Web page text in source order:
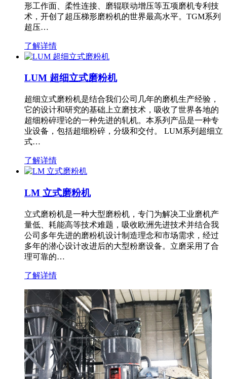
形工作面、柔性连接、磨辊联动增压等五项磨机专利技
术，开创了超压梯形磨粉机的世界最高水平。TGM系列
超压…
了解详情
LUM 超细立式磨粉机
超细立式磨粉机是结合我们公司几年的磨机生产经验，
它的设计和研究的基础上立磨技术，吸收了世界各地的
超细粉碎理论的一种先进的轧机。本系列产品是一种专
业设备，包括超细粉碎，分级和交付。 LUM系列超细立
式…
了解详情
LM 立式磨粉机
立式磨粉机是一种大型磨粉机，专门为解决工业磨机产
量低、耗能高等技术难题，吸收欧洲先进技术并结合我
公司多年先进的磨粉机设计制造理念和市场需求，经过
多年的潜心设计改进后的大型粉磨设备。立磨采用了合
理可靠的…
了解详情